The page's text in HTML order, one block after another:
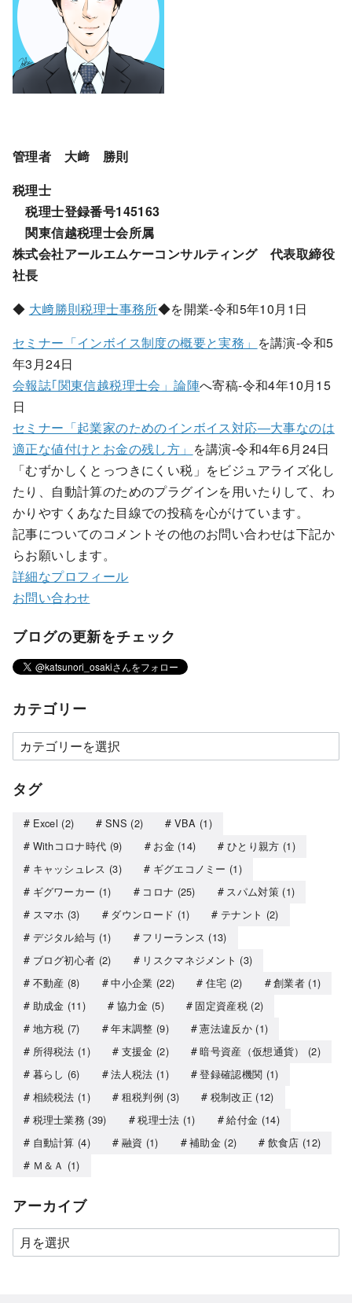
管理者 大﨑 勝則
税理士
税理士登録番号145163
関東信越税理士会所属
株式会社アールエムケーコンサルティング 代表取締役
社長
◆ 大﨑勝則税理士事務所◆を開業-令和5年10月1日
セミナー「インボイス制度の概要と実務」 を講演-令和5
年3月24日
会報誌｢関東信越税理士会」論陣へ寄稿-令和4年10月15
日
セミナー「起業家のためのインボイス対応―大事なのは
適正な値付けとお金の残し方」 を講演-令和4年6月24日
「むずかしくとっつきにくい税」をビジュアライズ化し
たり、自動計算のためのプラグインを用いたりして、わ
かりやすくあなた目線での投稿を心がけています。
記事についてのコメントその他のお問い合わせは下記か
らお願いします。
詳細なプロフィール
お問い合わせ
ブログの更新をチェック
カテゴリー
タグ
Excel (2) SNS (2) VBA (1)
Withコロナ時代 (9) お金(14) ひとり親方 (1)
キャッシュレス (3) ギグエコノミー (1)
ギグワーカー (1) コロナ (25) スパム対策(1)
スマホ (3) ダウンロード (1) テナント (2)
デジタル給与 (1) フリーランス (13)
ブログ初心者 (2) リスクマネジメント (3)
不動産 (8) 中小企業 (22) 住宅 (2) 創業者 (1)
助成金 (11) 協力金 (5) 固定資産税(2)
地方税 (7) 年末調整 (9) 憲法違反か(1)
所得税法 (1) 支援金 (2) 暗号資産（仮想通貨）
(2)
暮らし (6) 法人税法 (1) 登録確認機関 (1)
相続税法 (1) 租税判例 (3) 税制改正 (12)
税理士業務 (39) 税理士法 (1) 給付金 (14)
自動計算 (4) 融資 (1) 補助金 (2) 飲食店 (12)
Ｍ＆Ａ (1)
アーカイブ